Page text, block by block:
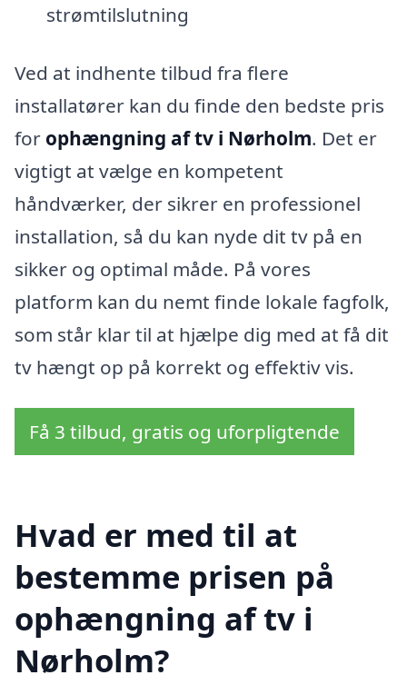
strømtilslutning
Ved at indhente tilbud fra flere
installatører kan du finde den bedste pris
for ophængning af tv i Nørholm. Det er
vigtigt at vælge en kompetent
håndværker, der sikrer en professionel
installation, så du kan nyde dit tv på en
sikker og optimal måde. På vores
platform kan du nemt finde lokale fagfolk,
som står klar til at hjælpe dig med at få dit
tv hængt op på korrekt og effektiv vis.
Få 3 tilbud, gratis og uforpligtende
Hvad er med til at
bestemme prisen på
ophængning af tv i
Nørholm?